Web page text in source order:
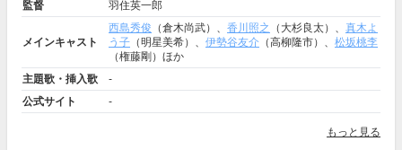
監督 羽住英一郎
メインキャスト
西島秀俊 （倉木尚武）、 香川照之 （大杉良太）、 真木よ
う子 （明星美希）、 伊勢谷友介 （高柳隆市）、 松坂桃李
（権藤剛）ほか
主題歌・挿入歌
-
公式サイト
-
もっと見る